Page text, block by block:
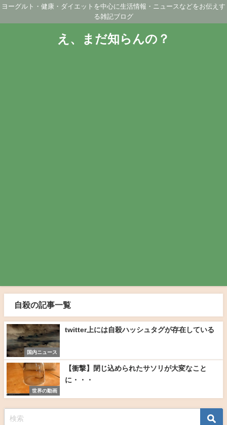
ヨーグルト・健康・ダイエットを中心に生活情報・ニュースなどをお伝えす
る雑記ブログ
え、まだ知らんの？
自殺の記事一覧
国内ニュース
twitter上には自殺ハッシュタグが存在している
世界の動画
【衝撃】閉じ込められたサソリが大変なこと
に・・・